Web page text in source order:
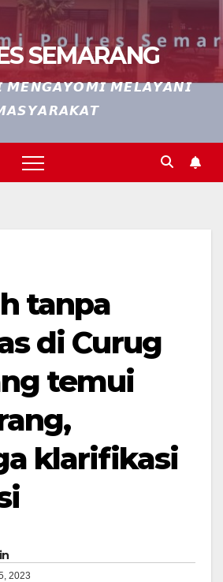
SEMARANG
𝙈𝙀𝙉𝙂𝘼𝙔𝙊𝙈𝙄 𝙈𝙀𝙇𝘼𝙔𝘼𝙉𝙄
tanpa
di Curug
temui
klarifikasi
2023